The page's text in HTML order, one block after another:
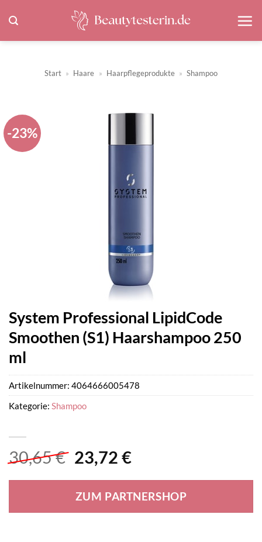
Inhalt
springen
Start » Haare » Haarpflegeprodukte » Shampoo
-23%
System Professional LipidCode
Smoothen (S1) Haarshampoo 250
ml
30,65€ Ursprünglicher
war:
30,65 €
23,72 €Aktueller
ist:
23,72 €.
ZUM PARTNERSHOP
Artikelnummer: 4064666005478
Kategorie: Shampoo